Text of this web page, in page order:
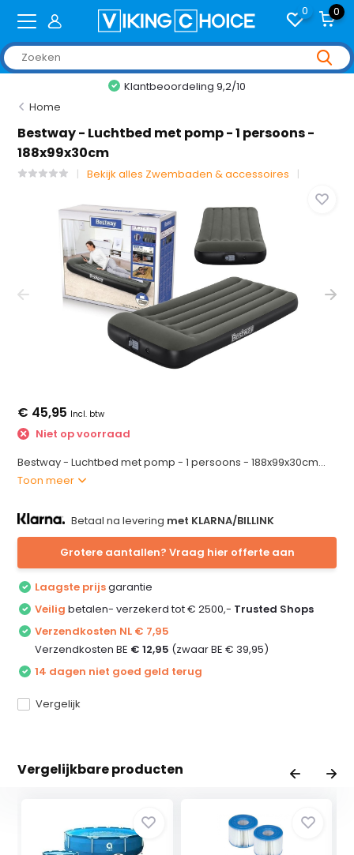
0 0
Klantbeoordeling 9,2/10
Home
Bestway - Luchtbed met pomp - 1 persoons -
188x99x30cm
Bekijk alles Zwembaden & accessoires
€ 45,95 Incl. btw
Niet op voorraad
Bestway - Luchtbed met pomp - 1 persoons - 188x99x30cm...
Toon meer
Betaal na levering met KLARNA/BILLINK
Grotere aantallen? Vraag hier offerte aan
Laagste prijsgarantie
Veilig betalen- verzekerd tot € 2500,- Trusted Shops
Verzendkosten NL € 7,95
Verzendkosten BE € 12,95 (zwaar BE € 39,95)
14 dagen niet goed geld terug
Vergelijk
Vergelijkbare producten